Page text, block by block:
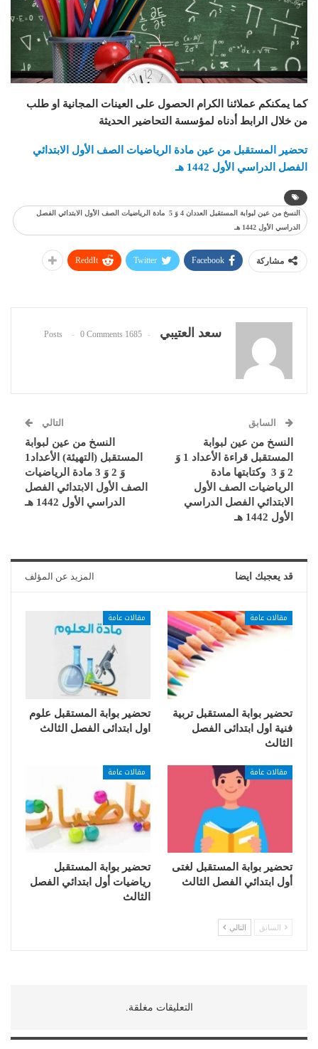
كما يمكنكم عملائنا الكرام الحصول على العينات المجانية او طلب
من خلال الرابط أدناه لمؤسسة التحاضير الحديثة
تحضير المستقبل من عين مادة الرياضيات الصف الأول الابتدائي
الفصل الدراسي الأول 1442 هـ
النسخ من عين لبوابة المستقبل العددان 4 وَ 5 مادة الرياضيات الصف الأول الابتدائي الفصل
الدراسي الأول 1442 هـ
مشاركة Facebook
Twitter
ReddIt
سعد العتيبي 1685 Posts
0 Comments
السابق
النسخ من عين لبوابة
المستقبل قراءة الأعداد 1 وَ
2 وَ 3 وكتابتها مادة
الرياضيات الصف الأول
الابتدائي الفصل الدراسي
الأول 1442 هـ
التالي
النسخ من عين لبوابة
المستقبل (التهيئة) الأعداد1
وَ 2 وَ 3 مادة الرياضيات
الصف الأول الابتدائي الفصل
الدراسي الأول 1442 هـ
قد يعجبك ايضا المزيد عن المؤلف
مقالات عامة
تحضير بوابة المستقبل تربية
فنية اول ابتدائى الفصل
الثالث
مقالات عامة
تحضير بوابة المستقبل علوم
اول ابتدائى الفصل الثالث
مقالات عامة
تحضير بوابة المستقبل لغتى
أول ابتدائي الفصل الثالث
مقالات عامة
تحضير بوابة المستقبل
رياضيات أول ابتدائي الفصل
الثالث
السابق التالي
التعليقات مغلقة.